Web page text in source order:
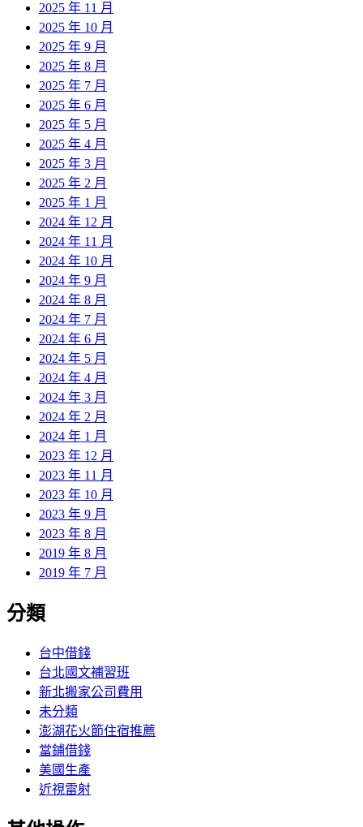
2025 年 11 月
2025 年 10 月
2025 年 9 月
2025 年 8 月
2025 年 7 月
2025 年 6 月
2025 年 5 月
2025 年 4 月
2025 年 3 月
2025 年 2 月
2025 年 1 月
2024 年 12 月
2024 年 11 月
2024 年 10 月
2024 年 9 月
2024 年 8 月
2024 年 7 月
2024 年 6 月
2024 年 5 月
2024 年 4 月
2024 年 3 月
2024 年 2 月
2024 年 1 月
2023 年 12 月
2023 年 11 月
2023 年 10 月
2023 年 9 月
2023 年 8 月
2019 年 8 月
2019 年 7 月
分類
台中借錢
台北國文補習班
新北搬家公司費用
未分類
澎湖花火節住宿推薦
當鋪借錢
美國生產
近視雷射